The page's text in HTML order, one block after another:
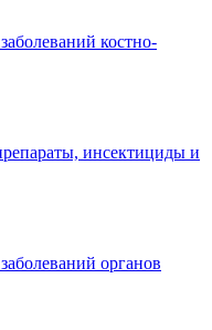
костно-
инсектициды и
органов